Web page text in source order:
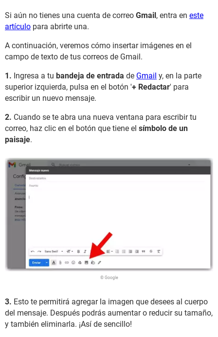
Si aún no tienes una cuenta de correo Gmail, entra en este
artículo para abrirte una.
A continuación, veremos cómo insertar imágenes en el
campo de texto de tus correos de Gmail.
1. Ingresa a tu bandeja de entrada de Gmail y, en la parte
superior izquierda, pulsa en el botón '+ Redactar' para
escribir un nuevo mensaje.
2. Cuando se te abra una nueva ventana para escribir tu
correo, haz clic en el botón que tiene el símbolo de un
paisaje.
© Google
3. Esto te permitirá agregar la imagen que desees al cuerpo
del mensaje. Después podrás aumentar o reducir su tamaño,
y también eliminarla. ¡Así de sencillo!